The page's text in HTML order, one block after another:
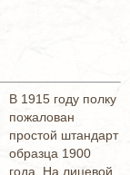
В 1915 году полку
пожалован
простой штандарт
образца 1900
года. На лицевой